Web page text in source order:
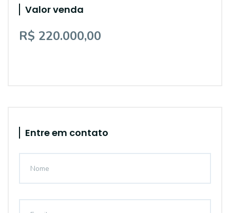
Valor venda
R$ 220.000,00
Entre em contato